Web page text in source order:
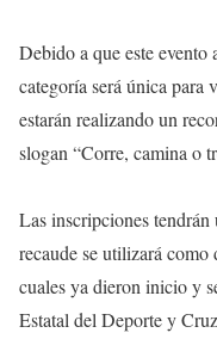
Debido a que este
categoría será única para
estarán realizando un
slogan “Corre, camina o
Las inscripciones tendrán
recaude se utilizará
cuales ya dieron inicio y
Estatal del Deporte y